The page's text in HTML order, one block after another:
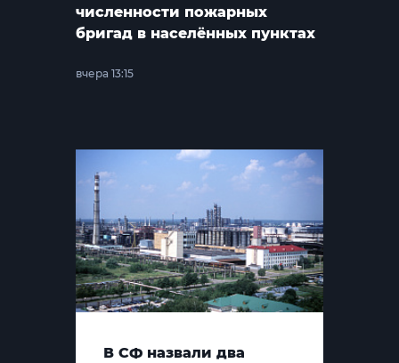
численности пожарных
бригад в населённых пунктах
вчера 13:15
В СФ назвали два